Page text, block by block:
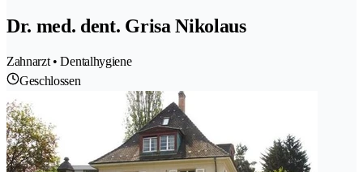
Dr. med. dent. Grisa Nikolaus
Zahnarzt • Dentalhygiene
Geschlossen